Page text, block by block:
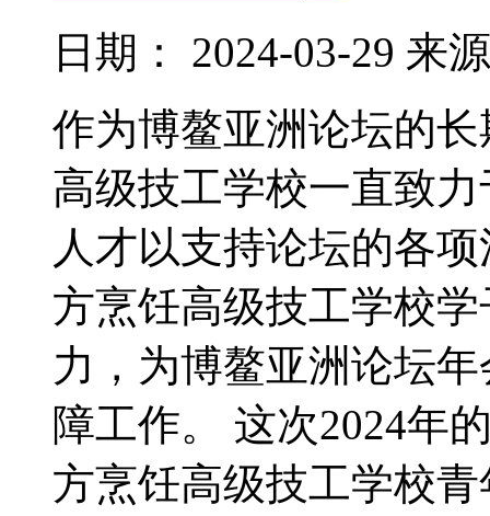
日期： 2024-03-29 来
作为博鳌亚洲论坛的
高级技工学校一直致
人才以支持论坛的各
方烹饪高级技工学校
力，为博鳌亚洲论坛
障工作。 这次2024年
方烹饪高级技工学校